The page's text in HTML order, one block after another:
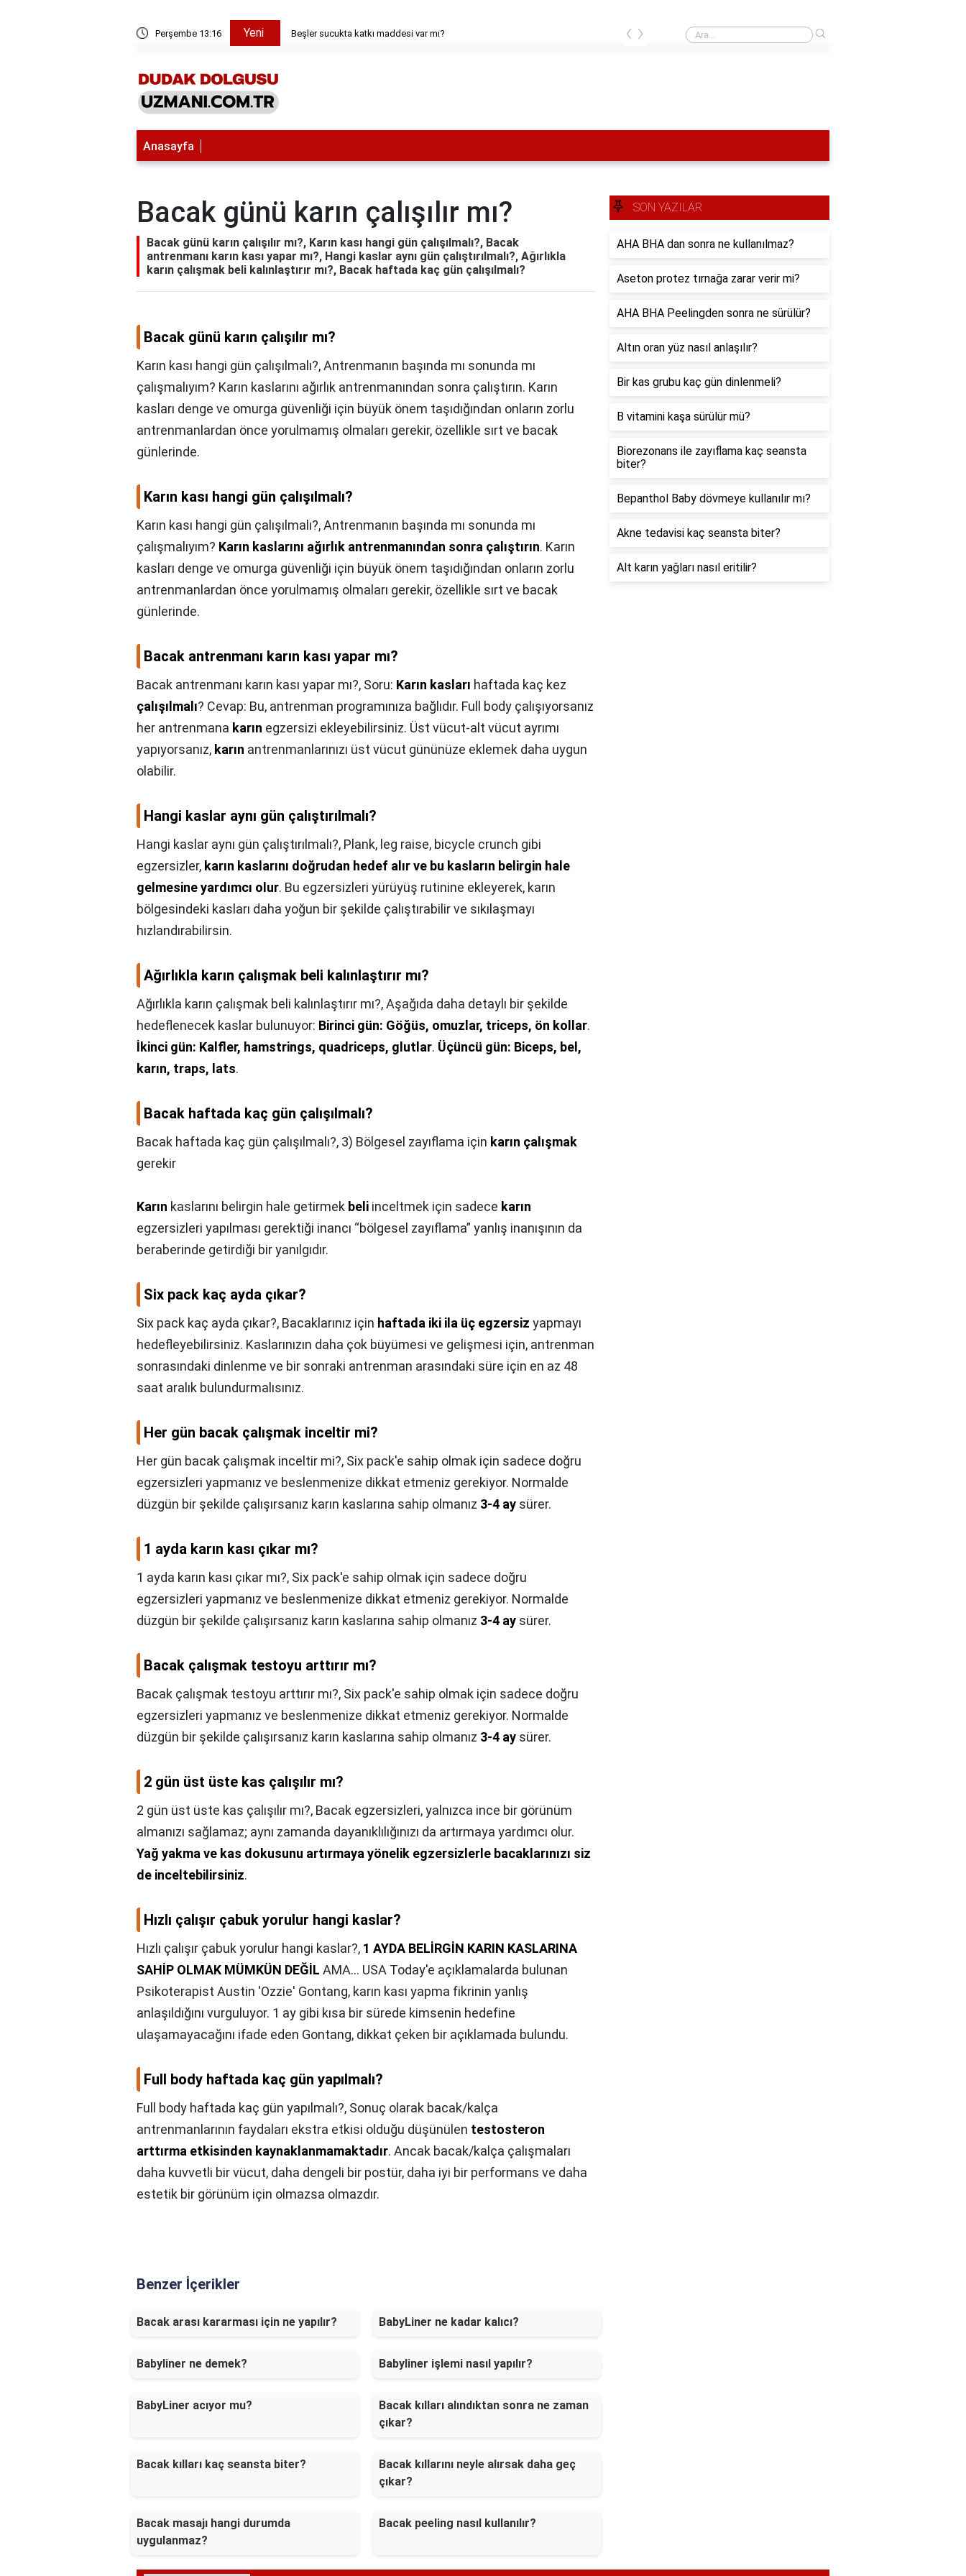
Perşembe 13:16 Yeni Beşler sucukta katkı maddesi var mı? Akademik çalışmalarda maksimum benzerlik oranı nedir?
‹ ›
Anasayfa
Bacak günü karın çalışılır mı?
Bacak günü karın çalışılır mı?, Karın kası hangi gün çalışılmalı?, Bacak
antrenmanı karın kası yapar mı?, Hangi kaslar aynı gün çalıştırılmalı?, Ağırlıkla
karın çalışmak beli kalınlaştırır mı?, Bacak haftada kaç gün çalışılmalı?
Bacak günü karın çalışılır mı?
Karın kası hangi gün çalışılmalı?, Antrenmanın başında mı sonunda mı
çalışmalıyım? Karın kaslarını ağırlık antrenmanından sonra çalıştırın. Karın
kasları denge ve omurga güvenliği için büyük önem taşıdığından onların zorlu
antrenmanlardan önce yorulmamış olmaları gerekir, özellikle sırt ve bacak
günlerinde.
Karın kası hangi gün çalışılmalı?
Karın kası hangi gün çalışılmalı?,Antrenmanın başında mı sonunda mı
çalışmalıyım? Karın kaslarını ağırlık antrenmanından sonra çalıştırın. Karın
kasları denge ve omurga güvenliği için büyük önem taşıdığından onların zorlu
antrenmanlardan önce yorulmamış olmaları gerekir, özellikle sırt ve bacak
günlerinde.
Bacak antrenmanı karın kası yapar mı?
Bacak antrenmanı karın kası yapar mı?, Soru: Karın kasları haftada kaç kez
çalışılmalı? Cevap: Bu, antrenman programınıza bağlıdır. Full body çalışıyorsanız
her antrenmana karın egzersizi ekleyebilirsiniz. Üst vücut-alt vücut ayrımı
yapıyorsanız, karın antrenmanlarınızı üst vücut gününüze eklemek daha uygun
olabilir.
Hangi kaslar aynı gün çalıştırılmalı?
Hangi kaslar aynı gün çalıştırılmalı?, Plank, leg raise, bicycle crunch gibi
egzersizler, karın kaslarını doğrudan hedef alır ve bu kasların belirgin hale
gelmesine yardımcı olur. Bu egzersizleri yürüyüş rutinine ekleyerek, karın
bölgesindeki kasları daha yoğun bir şekilde çalıştırabilir ve sıkılaşmayı
hızlandırabilirsin.
Ağırlıkla karın çalışmak beli kalınlaştırır mı?
Ağırlıkla karın çalışmak beli kalınlaştırır mı?,Aşağıda daha detaylı bir şekilde
hedeflenecek kaslar bulunuyor: Birinci gün: Göğüs, omuzlar, triceps, ön kollar.
İkinci gün: Kalfler, hamstrings, quadriceps, glutlar. Üçüncü gün: Biceps, bel,
karın, traps, lats.
Bacak haftada kaç gün çalışılmalı?
Bacak haftada kaç gün çalışılmalı?, 3) Bölgesel zayıflama için karın çalışmak
gerekir
Karın kaslarını belirgin hale getirmek beli inceltmek için sadece karın
egzersizleri yapılması gerektiği inancı “bölgesel zayıflama” yanlış inanışının da
beraberinde getirdiği bir yanılgıdır.
Six pack kaç ayda çıkar?
Six pack kaç ayda çıkar?, Bacaklarınız için haftada iki ila üç egzersiz yapmayı
hedefleyebilirsiniz. Kaslarınızın daha çok büyümesi ve gelişmesi için, antrenman
sonrasındaki dinlenme ve bir sonraki antrenman arasındaki süre için en az 48
saat aralık bulundurmalısınız.
Her gün bacak çalışmak inceltir mi?
Her gün bacak çalışmak inceltir mi?, Six pack'e sahip olmak için sadece doğru
egzersizleri yapmanız ve beslenmenize dikkat etmeniz gerekiyor. Normalde
düzgün bir şekilde çalışırsanız karın kaslarına sahip olmanız 3-4 ay sürer.
1 ayda karın kası çıkar mı?
1 ayda karın kası çıkar mı?, Six pack'e sahip olmak için sadece doğru
egzersizleri yapmanız ve beslenmenize dikkat etmeniz gerekiyor. Normalde
düzgün bir şekilde çalışırsanız karın kaslarına sahip olmanız 3-4 ay sürer.
Bacak çalışmak testoyu arttırır mı?
Bacak çalışmak testoyu arttırır mı?, Six pack'e sahip olmak için sadece doğru
egzersizleri yapmanız ve beslenmenize dikkat etmeniz gerekiyor. Normalde
düzgün bir şekilde çalışırsanız karın kaslarına sahip olmanız 3-4 ay sürer.
2 gün üst üste kas çalışılır mı?
2 gün üst üste kas çalışılır mı?, Bacak egzersizleri, yalnızca ince bir görünüm
almanızı sağlamaz; aynı zamanda dayanıklılığınızı da artırmaya yardımcı olur.
Yağ yakma ve kas dokusunu artırmaya yönelik egzersizlerle bacaklarınızı siz
de inceltebilirsiniz.
Hızlı çalışır çabuk yorulur hangi kaslar?
Hızlı çalışır çabuk yorulur hangi kaslar?, 1 AYDA BELİRGİN KARIN KASLARINA
SAHİP OLMAK MÜMKÜN DEĞİL AMA… USA Today'e açıklamalarda bulunan
Psikoterapist Austin 'Ozzie' Gontang, karın kası yapma fikrinin yanlış
anlaşıldığını vurguluyor. 1 ay gibi kısa bir sürede kimsenin hedefine
ulaşamayacağını ifade eden Gontang, dikkat çeken bir açıklamada bulundu.
Full body haftada kaç gün yapılmalı?
Full body haftada kaç gün yapılmalı?, Sonuç olarak bacak/kalça
antrenmanlarının faydaları ekstra etkisi olduğu düşünülen testosteron
arttırma etkisinden kaynaklanmamaktadır. Ancak bacak/kalça çalışmaları
daha kuvvetli bir vücut, daha dengeli bir postür, daha iyi bir performans ve daha
estetik bir görünüm için olmazsa olmazdır.
Benzer İçerikler
Bacak arası kararması için ne yapılır? BabyLiner ne kadar kalıcı?
Babyliner ne demek? Babyliner işlemi nasıl yapılır?
BabyLiner acıyor mu?
Bacak kılları alındıktan sonra ne zaman
çıkar?
Bacak kılları kaç seansta biter?
Bacak kıllarını neyle alırsak daha geç
çıkar?
Bacak masajı hangi durumda
uygulanmaz?
Bacak peeling nasıl kullanılır?
SON YAZILAR
AHA BHA dan sonra ne kullanılmaz?
Aseton protez tırnağa zarar verir mi?
AHA BHA Peelingden sonra ne sürülür?
Altın oran yüz nasıl anlaşılır?
Bir kas grubu kaç gün dinlenmeli?
B vitamini kaşa sürülür mü?
Biorezonans ile zayıflama kaç seansta
biter?
Bepanthol Baby dövmeye kullanılır mı?
Akne tedavisi kaç seansta biter?
Alt karın yağları nasıl eritilir?